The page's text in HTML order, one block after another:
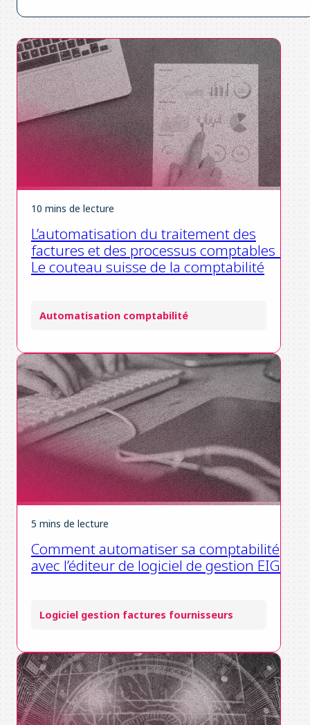
10 mins de lecture
L’automatisation du traitement des
factures et des processus comptables :
Le couteau suisse de la comptabilité
Automatisation comptabilité
5 mins de lecture
Comment automatiser sa comptabilité
avec l’éditeur de logiciel de gestion EIG ?
Logiciel gestion factures fournisseurs